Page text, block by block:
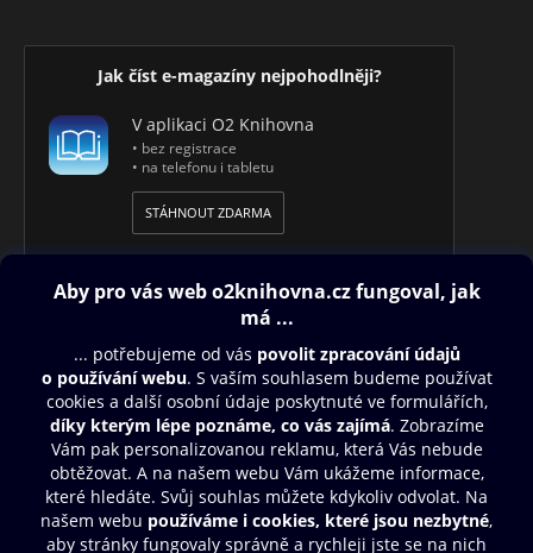
Jak číst e-magazíny nejpohodlněji?
V aplikaci O2 Knihovna
• bez registrace
• na telefonu i tabletu
STÁHNOUT ZDARMA
Obsah ke stažení
Moje O2 Knihovna
Další zábava
© O2 Czech Republic a.s.